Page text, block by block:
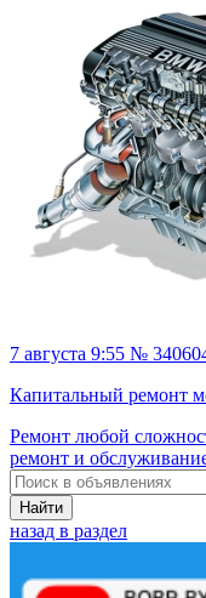
7 августа 9:55 №
Капитальный ремонт
Ремонт любой
ремонт и
Найти
назад в раздел